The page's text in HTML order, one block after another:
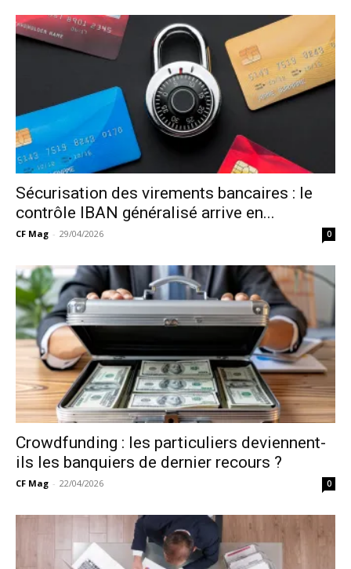
Sécurisation des virements bancaires : le
contrôle IBAN généralisé arrive en...
CF Mag - 29/04/2026 0
Crowdfunding : les particuliers deviennent-
ils les banquiers de dernier recours ?
CF Mag - 22/04/2026 0